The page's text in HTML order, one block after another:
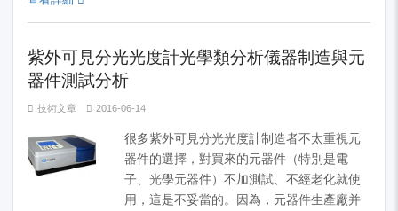
紫外可見分光光度計光學類分析儀器制造與元
器件測試分析
技術文章 2016-06-14
很多紫外可見分光光度計制造者不太重視元
器件的選擇，對買來的元器件（特別是電
子、光學元器件）不加測試、不經老化就使
用，這是不妥當的。因為，元器件生產廠并